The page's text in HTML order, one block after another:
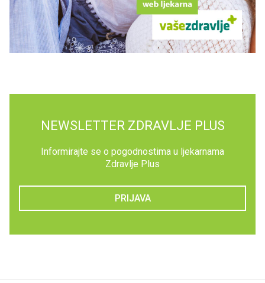
NEWSLETTER ZDRAVLJE PLUS
Informirajte se o pogodnostima u ljekarnama
Zdravlje Plus
PRIJAVA